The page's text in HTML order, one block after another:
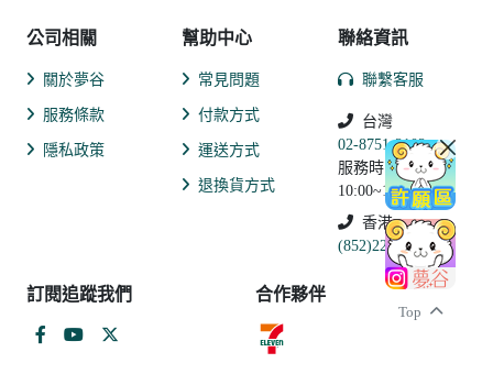
Top
公司相關
關於夢谷
服務條款
隱私政策
幫助中心
常見問題
付款方式
運送方式
退換貨方式
聯絡資訊
聯繫客服
台灣
02-8751-2102
服務時間:
10:00~19:00
香港
(852)2250-9311
訂閱追蹤我們 合作夥伴